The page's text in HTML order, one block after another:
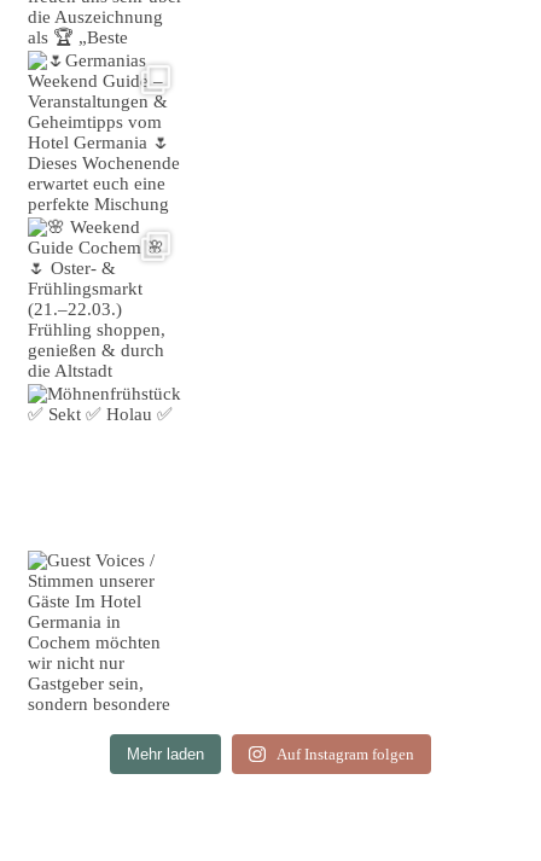
Mehr laden Auf Instagram folgen